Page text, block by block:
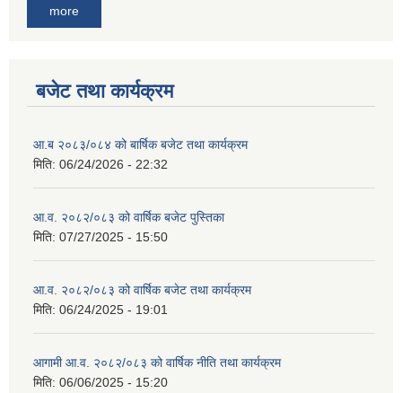
more
बजेट तथा कार्यक्रम
आ.ब २०८३/०८४ को बार्षिक बजेट तथा कार्यक्रम
मिति: 06/24/2026 - 22:32
आ.व. २०८२/०८३ को वार्षिक बजेट पुस्तिका
मिति: 07/27/2025 - 15:50
आ.व. २०८२/०८३ को वार्षिक बजेट तथा कार्यक्रम
मिति: 06/24/2025 - 19:01
आगामी आ.व. २०८२/०८३ को वार्षिक नीति तथा कार्यक्रम
मिति: 06/06/2025 - 15:20